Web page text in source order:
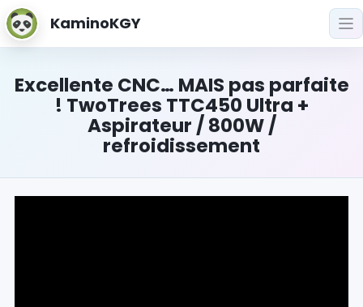
KaminoKGY
Excellente CNC… MAIS pas parfaite
! TwoTrees TTC450 Ultra +
Aspirateur / 800W /
refroidissement